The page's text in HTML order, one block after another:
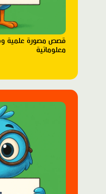
قصص مصورة علمية
معلوماتية